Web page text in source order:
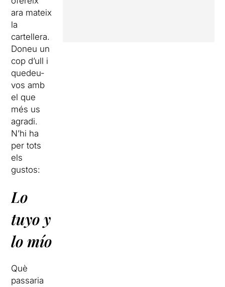
ara mateix
la
cartellera.
Doneu un
cop d’ull i
quedeu-
vos amb
el que
més us
agradi.
N’hi ha
per tots
els
gustos:
Lo
tuyo y
lo mío
Què
passaria